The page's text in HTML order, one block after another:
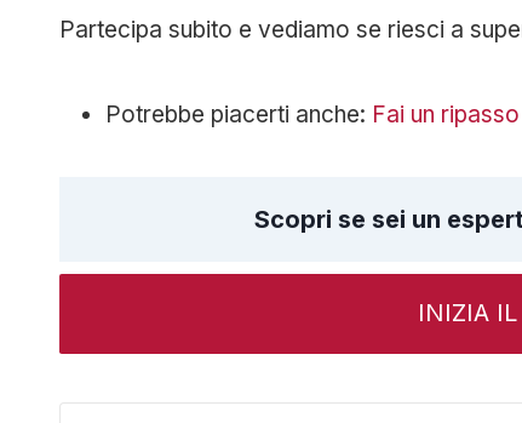
Partecipa subito e vediamo se riesci a
Potrebbe piacerti anche: Fai un
Scopri se sei un
INIZIA